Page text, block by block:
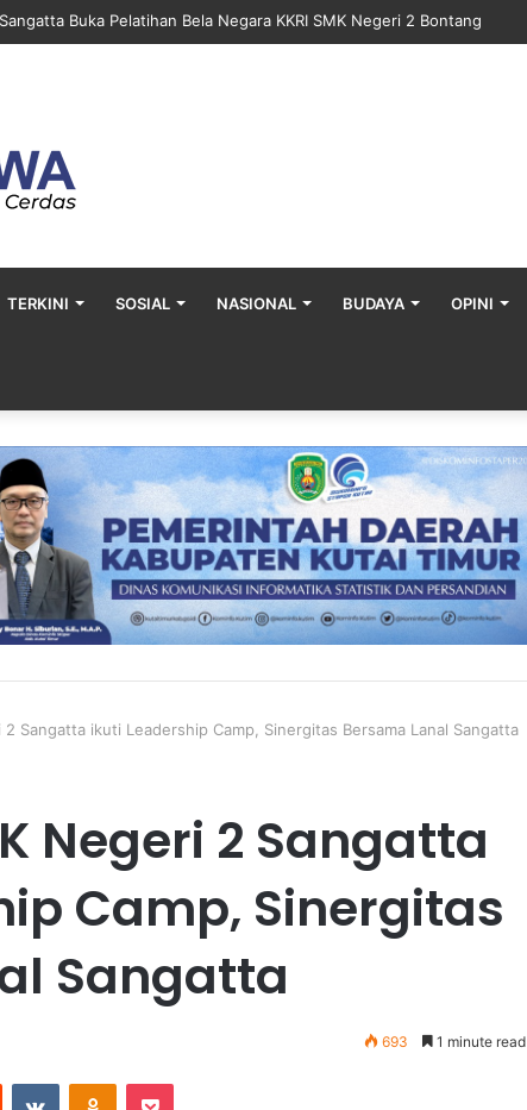
Buka Pelatihan Bela Negara KKRI SMK Negeri 2 Bontang
TERKINI SOSIAL NASIONAL BUDAYA OPINI
Sangatta ikuti Leadership Camp, Sinergitas Bersama Lanal Sangatta
Negeri 2 Sangatta
Camp, Sinergitas
Sangatta
693 1 minute read
Reddit VKontakteOdnoklassniki
Pocket